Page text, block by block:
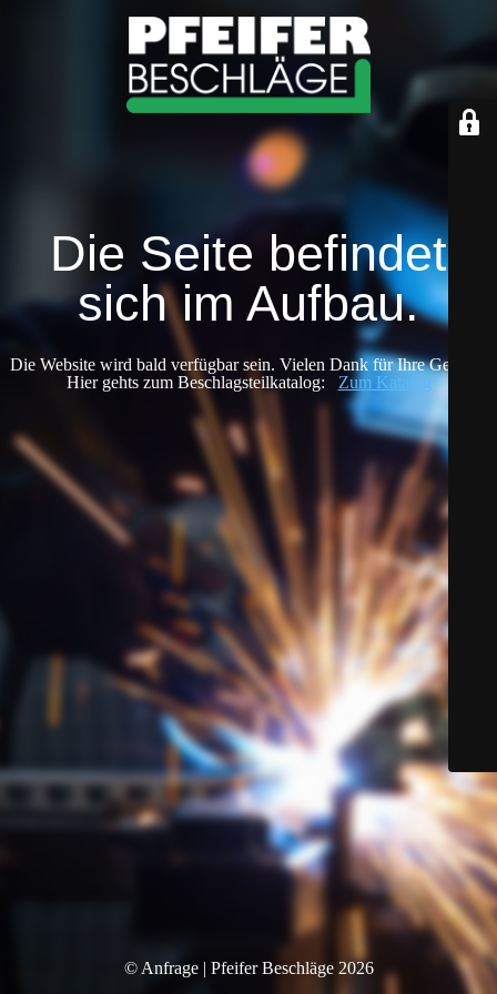
Die Seite befindet
sich im Aufbau.
Die Website wird bald verfügbar sein. Vielen Dank für Ihre Geduld!
Hier gehts zum Beschlagsteilkatalog: Zum Katalog
© Anfrage | Pfeifer Beschläge 2026